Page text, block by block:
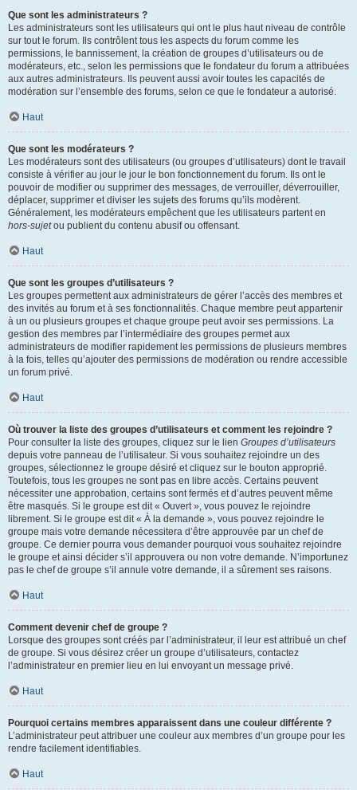
Que sont les administrateurs ?
Les administrateurs sont les utilisateurs qui ont le plus haut niveau de contrôle
sur tout le forum. Ils contrôlent tous les aspects du forum comme les
permissions, le bannissement, la création de groupes d’utilisateurs ou de
modérateurs, etc., selon les permissions que le fondateur du forum a attribuées
aux autres administrateurs. Ils peuvent aussi avoir toutes les capacités de
modération sur l’ensemble des forums, selon ce que le fondateur a autorisé.
Haut
Que sont les modérateurs ?
Les modérateurs sont des utilisateurs (ou groupes d’utilisateurs) dont le travail
consiste à vérifier au jour le jour le bon fonctionnement du forum. Ils ont le
pouvoir de modifier ou supprimer des messages, de verrouiller, déverrouiller,
déplacer, supprimer et diviser les sujets des forums qu’ils modèrent.
Généralement, les modérateurs empêchent que les utilisateurs partent en
hors-sujetou publient du contenu abusif ou offensant.
Haut
Que sont les groupes d’utilisateurs ?
Les groupes permettent aux administrateurs de gérer l’accès des membres et
des invités au forum et à ses fonctionnalités. Chaque membre peut appartenir
à un ou plusieurs groupes et chaque groupe peut avoir ses permissions. La
gestion des membres par l’intermédiaire des groupes permet aux
administrateurs de modifier rapidement les permissions de plusieurs membres
à la fois, telles qu’ajouter des permissions de modération ou rendre accessible
un forum privé.
Haut
Où trouver la liste des groupes d’utilisateurs et comment les rejoindre ?
Pour consulter la liste des groupes, cliquez sur le lien Groupes d’utilisateurs
depuis votre panneau de l’utilisateur. Si vous souhaitez rejoindre un des
groupes, sélectionnez le groupe désiré et cliquez sur le bouton approprié.
Toutefois, tous les groupes ne sont pas en libre accès. Certains peuvent
nécessiter une approbation, certains sont fermés et d’autres peuvent même
être masqués. Si le groupe est dit « Ouvert », vous pouvez le rejoindre
librement. Si le groupe est dit « À la demande », vous pouvez rejoindre le
groupe mais votre demande nécessitera d’être approuvée par un chef de
groupe. Ce dernier pourra vous demander pourquoi vous souhaitez rejoindre
le groupe et ainsi décider s’il approuvera ou non votre demande. N’importunez
pas le chef de groupe s’il annule votre demande, il a sûrement ses raisons.
Haut
Comment devenir chef de groupe ?
Lorsque des groupes sont créés par l’administrateur, il leur est attribué un chef
de groupe. Si vous désirez créer un groupe d’utilisateurs, contactez
l’administrateur en premier lieu en lui envoyant un message privé.
Haut
Pourquoi certains membres apparaissent dans une couleur différente ?
L’administrateur peut attribuer une couleur aux membres d’un groupe pour les
rendre facilement identifiables.
Haut